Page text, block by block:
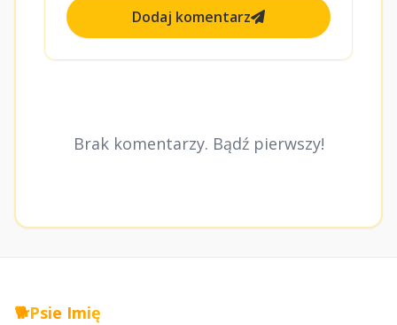
Dodaj komentarz
Brak komentarzy. Bądź pierwszy!
🐕Psie Imię